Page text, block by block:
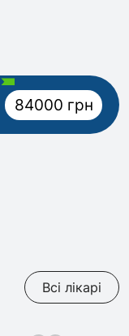
84000 грн
Всі лікарі